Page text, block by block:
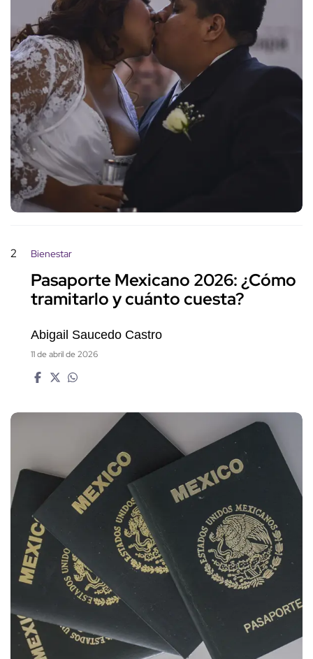
2 Bienestar
Pasaporte Mexicano 2026: ¿Cómo
tramitarlo y cuánto cuesta?
Abigail Saucedo Castro
11 de abril de 2026